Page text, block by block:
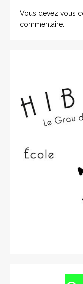
Vous devez vous
commentaire.